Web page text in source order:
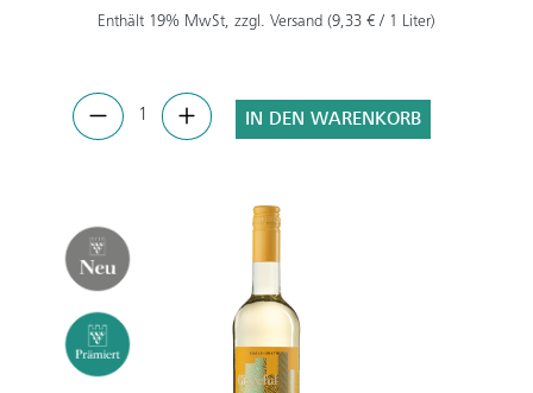
Enthält 19% MwSt, zzgl. Versand (9,33 € / 1 Liter)
IN DEN WARENKORB